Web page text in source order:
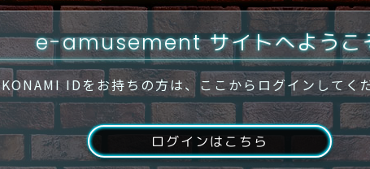
e-amusement サイトへようこ
KONAMI IDをお持ちの方は、ここからログインしてく
ログインはこちら